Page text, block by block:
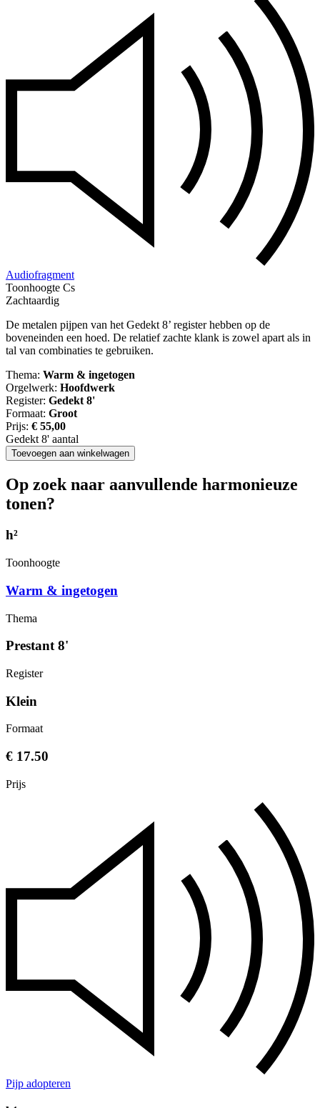
Audiofragment
Toonhoogte Cs
Zachtaardig
De metalen pijpen van het Gedekt 8’ register hebben op de
boveneinden een hoed. De relatief zachte klank is zowel apart als in
tal van combinaties te gebruiken.
Thema: Warm & ingetogen
Orgelwerk: Hoofdwerk
Register: Gedekt 8'
Formaat: Groot
Prijs: € 55,00
Gedekt 8' aantal
Toevoegen aan winkelwagen
Op zoek naar aanvullende harmonieuze
tonen?
h²
Toonhoogte
Warm & ingetogen
Thema
Prestant 8'
Register
Klein
Formaat
€ 17.50
Prijs
Pijp adopteren